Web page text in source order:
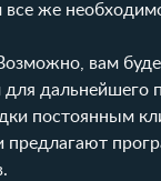
все же
вам
дальнейшего
постоянным